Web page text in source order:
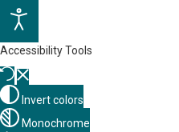
Accessibility Tools
Invert colors
Monochrome